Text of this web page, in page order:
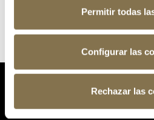
Permitir todas
Configurar las
Rechazar las